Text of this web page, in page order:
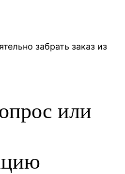
забрать заказ из
или